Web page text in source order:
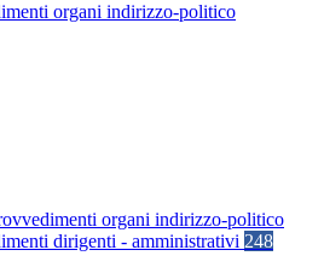
organi indirizzo-politico
organi indirizzo-politico
dirigenti - amministrativi 248